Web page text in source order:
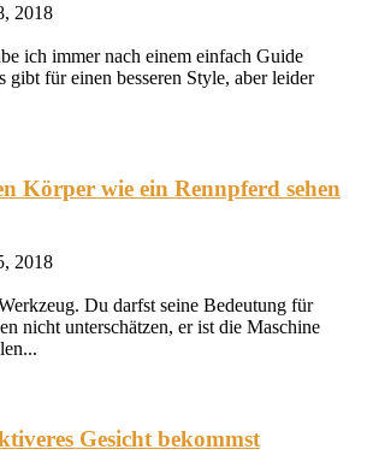
2018
ich immer nach einem einfach Guide
gibt für einen besseren Style, aber leider
Körper wie ein Rennpferd sehen
2018
Du darfst seine Bedeutung für
nicht unterschätzen, er ist die Maschine
Gesicht bekommst